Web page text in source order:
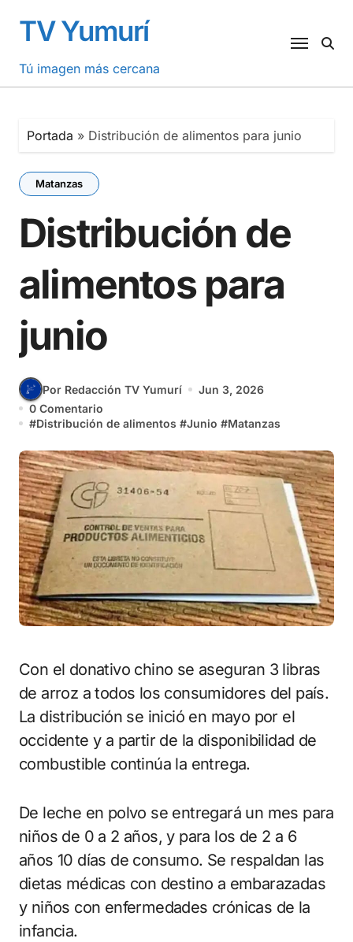
contenido
TV Yumurí
Tú imagen más cercana
Portada » Distribución de alimentos para junio
Matanzas
Distribución de
alimentos para
junio
Por Redacción TV Yumurí
Jun 3, 2026
0 Comentario
#Distribución de alimentos #Junio #Matanzas
Con el donativo chino se aseguran 3️ libras
de arroz a todos los consumidores del país.
La distribución se inició en mayo por el
occidente y a partir de la disponibilidad de
combustible continúa la entrega.
De leche en polvo se entregará un mes para
niños de 0️ a 2️ años, y para los de 2️ a 6️
años 10 días de consumo. Se respaldan las
dietas médicas con destino a embarazadas
y niños con enfermedades crónicas de la
infancia.